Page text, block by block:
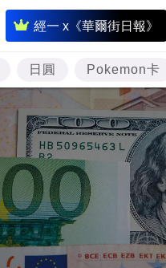
經一 x《華爾街日報》
即
時
財
經
專
題
投
資
樓
市
日圓 Pokemon卡